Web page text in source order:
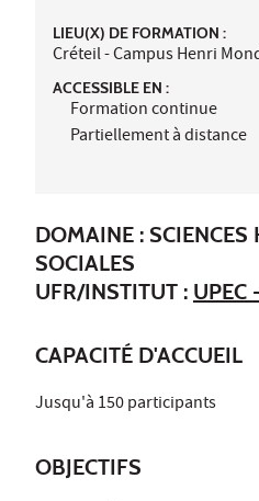
LIEU(X) DE FORMATION :
Créteil - Campus Henri
ACCESSIBLE EN :
Formation continue
Partiellement à distance
DOMAINE : SCIENCES
SOCIALES
UFR/INSTITUT : UPEC
CAPACITÉ D'ACCUEIL
Jusqu'à 150 participants
OBJECTIFS